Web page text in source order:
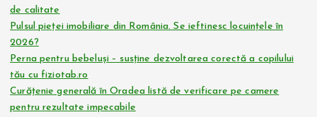
de calitate
Pulsul pieței imobiliare din România. Se ieftinesc locuințele în
2026?
Perna pentru bebeluși – susține dezvoltarea corectă a copilului
tău cu fiziotab.ro
Curățenie generală în Oradea listă de verificare pe camere
pentru rezultate impecabile